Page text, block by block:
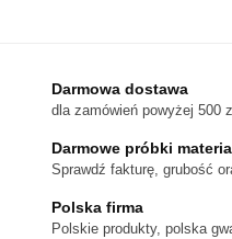
na
Darmowa dostawa
dla zamówień powyżej 500
Darmowe próbki
Sprawdź fakturę, grubość
Polska firma
Polskie produkty, polska